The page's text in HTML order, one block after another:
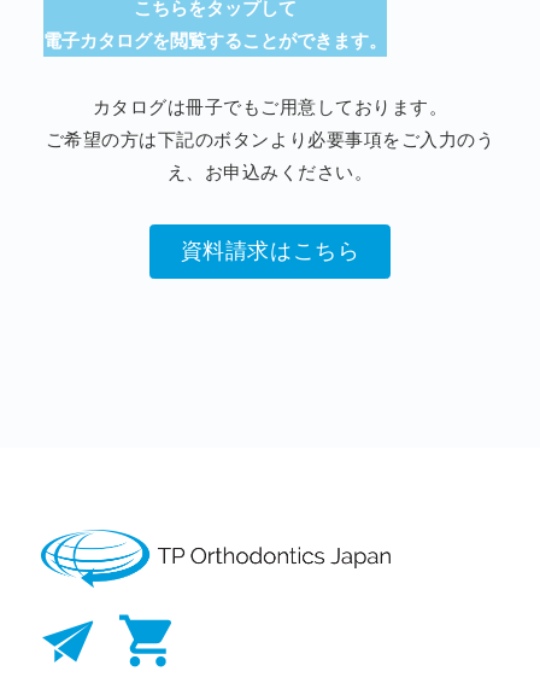
こちらをタップして
電子カタログを閲覧することができます。
カタログは冊子でもご用意しております。
ご希望の方は下記のボタンより必要事項をご入力のう
え、お申込みください。
資料請求はこちら